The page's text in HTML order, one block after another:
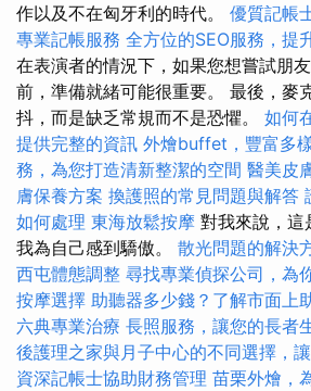
作以及不在匈牙利的時代。 優質記帳
專業記帳服務 全方位的SEO服務，提
在表演者的情況下，如果您想嘗試朋
前，準備就緒可能很重要。 最後，麥
抖，而是缺乏常規而不是恐懼。 如何
提供完整的資訊 外燴buffet，豐富多
務，為您打造清新整潔的空間 醫美皮
膚保養方案 換護照的常見問題與解答
如何處理 東海放鬆按摩 對我來說，這
我為自己感到驕傲。 散光問題的解決
西屯體態調整 尋找專業偵探公司，為
按摩選擇 助聽器多少錢？了解市面上
六典專業治療 長照服務，讓您的長者
後護理之家與月子中心的不同選擇，
資深記帳士協助財務管理 苗栗外燴，